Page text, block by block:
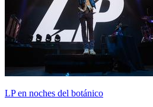
LP en noches del botánico